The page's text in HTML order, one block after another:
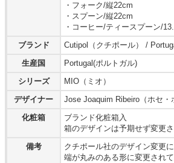
・フォーク/縦22cm
・スプーン/縦22cm
・コーヒー/ティースプーン/
ブランド
Cutipol（クチポール） /
生産国
Portugal(ポルトガル)
シリーズ
MIO（ミオ）
デザイナー
Jose Joaquim Ribeiro（ホセ・
化粧箱
ブランド化粧箱入
箱のデザインは予期せず変更
備考
クチポール社のデザイン変更
端が丸みのある形に変更されて